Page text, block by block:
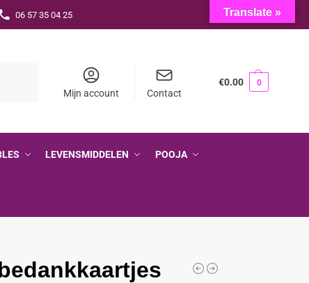
06 57 35 04 25
Mijn account Contact
€0.00 0
LEVENSMIDDELEN POOJA
Translate »